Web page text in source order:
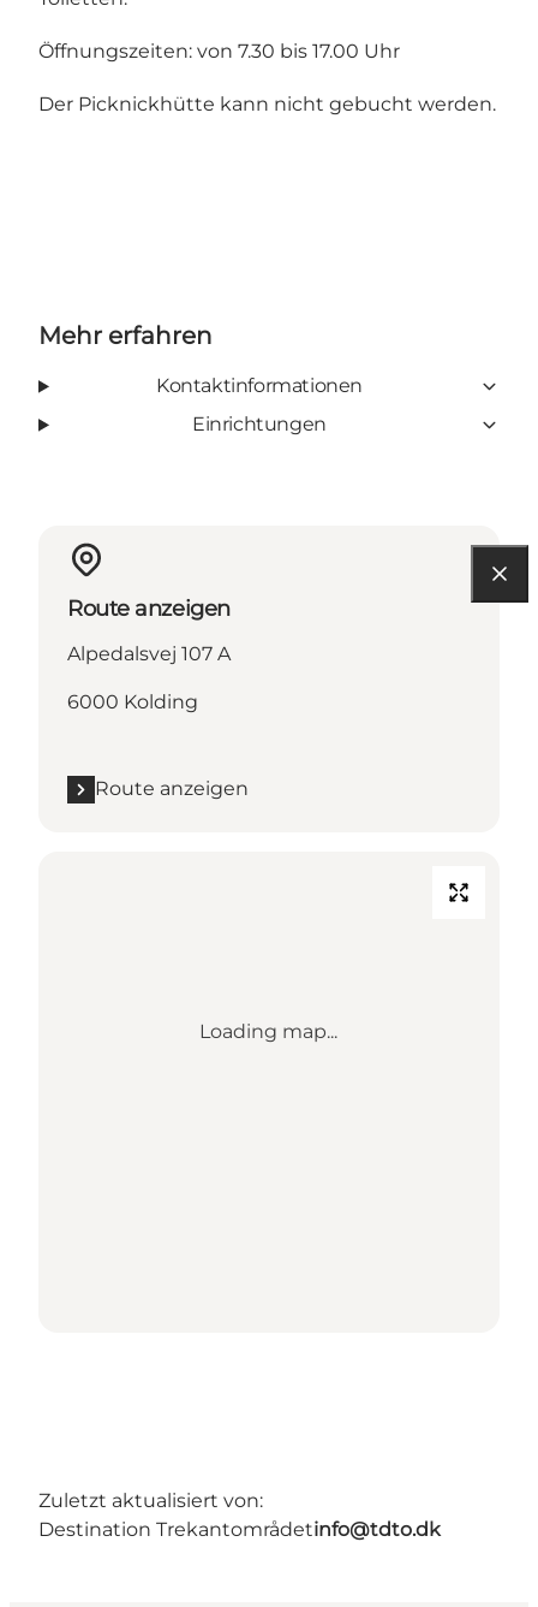
Öffnungszeiten: von 7.30 bis 17.00 Uhr
Der Picknickhütte kann nicht gebucht werden.
Mehr erfahren
Kontaktinformationen
Einrichtungen
Route anzeigen
Alpedalsvej 107 A
6000 Kolding
Route anzeigen
Loading map...
Zuletzt aktualisiert von:
Destination Trekantområdetinfo@tdto.dk